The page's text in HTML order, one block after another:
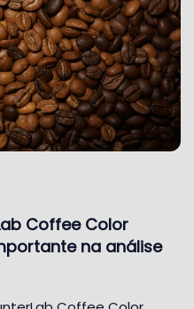
Coffee Color
na análise